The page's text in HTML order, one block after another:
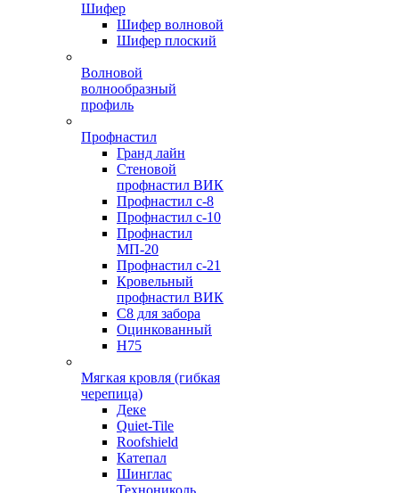
Шифер
Шифер волновой
Шифер плоский
Волновой
волнообразный
профиль
Профнастил
Гранд лайн
Стеновой
профнастил ВИК
Профнастил с-8
Профнастил с-10
Профнастил
МП-20
Профнастил с-21
Кровельный
профнастил ВИК
С8 для забора
Оцинкованный
Н75
Мягкая кровля (гибкая
черепица)
Деке
Quiet-Tile
Roofshield
Катепал
Шинглас
Технониколь